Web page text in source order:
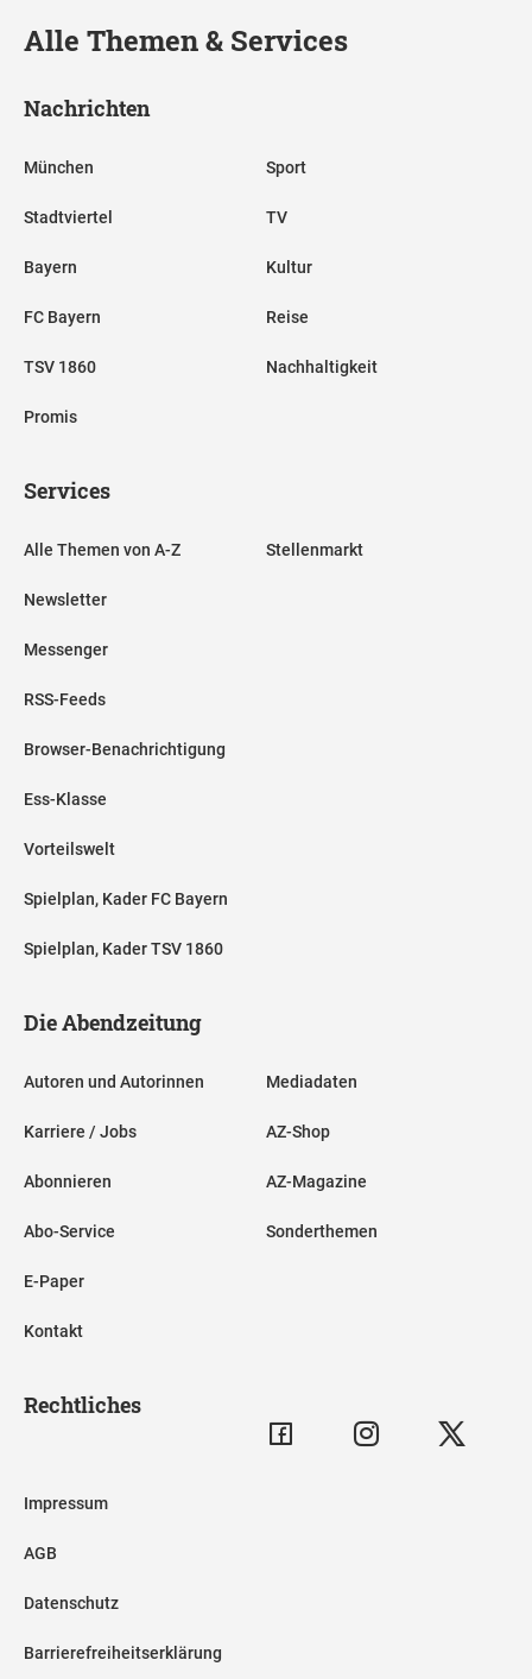
Alle Themen & Services
Nachrichten
München
Stadtviertel
Bayern
FC Bayern
TSV 1860
Promis
Sport
TV
Kultur
Reise
Nachhaltigkeit
Services
Alle Themen von A-Z
Newsletter
Messenger
RSS-Feeds
Browser-Benachrichtigung
Ess-Klasse
Vorteilswelt
Spielplan, Kader FC Bayern
Spielplan, Kader TSV 1860
Stellenmarkt
Die Abendzeitung
Autoren und Autorinnen
Karriere / Jobs
Abonnieren
Abo-Service
E-Paper
Kontakt
Mediadaten
AZ-Shop
AZ-Magazine
Sonderthemen
Rechtliches
Impressum
AGB
Datenschutz
Barrierefreiheitserklärung